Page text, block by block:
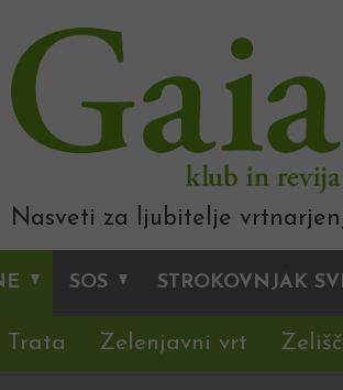
Nasveti za ljubitelje
SOS STROKOVNJAK
Trata Zelenjavni vrt